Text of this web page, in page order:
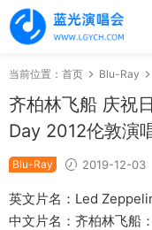
当前位置： 首页 Blu-Ray
齐柏林飞船 庆祝
Day 2012伦敦演
Blu-Ray 2019-12-03
英文片名：Led
中文片名：齐柏林飞船